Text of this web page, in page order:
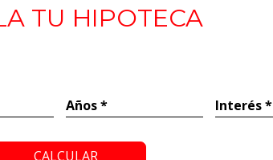
TU HIPOTECA
Años * Interés *
CALCULAR